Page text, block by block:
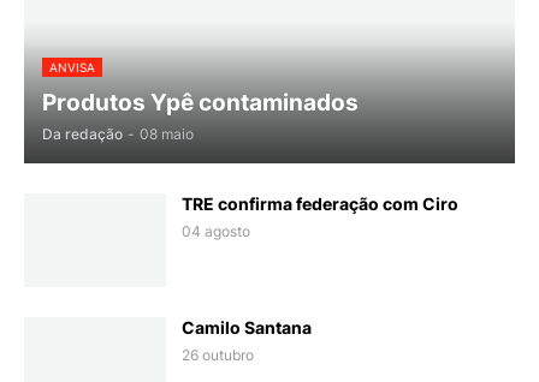
ANVISA
Produtos Ypê contaminados
Da redação - 08 maio
TRE confirma federação com Ciro
04 agosto
Camilo Santana
26 outubro